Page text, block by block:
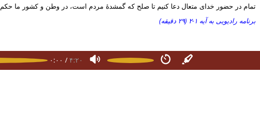
۰:۰۰ / ۴:۲۰
تمام در حضور خدای متعال دعا کنیم تا صلح که گمشدۀ مردم است، در وطن و کشور ما
برنامه رادیویی به آیه ۱-۲ (۲۹ دقیقه)
اول تسالونیکیان ۲